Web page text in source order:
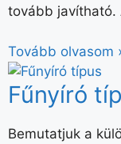
tovább javítható.
Tovább olvasom
Fűnyíró
Bemutatjuk a